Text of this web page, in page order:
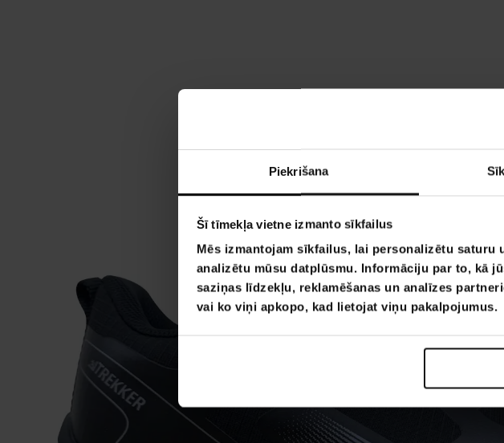
Piekrišana
Šī tīmekļa vietne izmanto sīkfailus
Mēs izmantojam sīkfailus, lai personalizētu
analizētu mūsu datplūsmu. Informāciju par to, kā
saziņas līdzekļu, reklamēšanas un analīzes
vai ko viņi apkopo, kad lietojat viņu pakalpojumus.